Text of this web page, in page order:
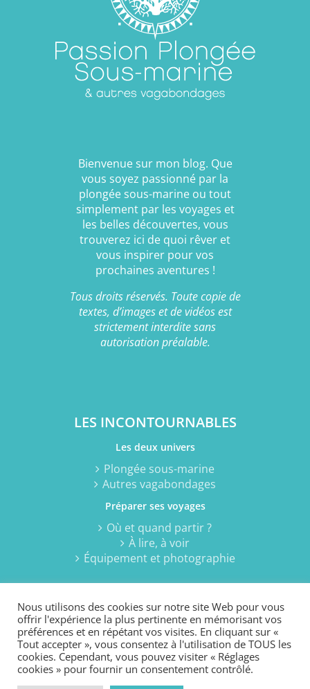
Bienvenue sur mon blog. Que
vous soyez passionné par la
plongée sous-marine ou tout
simplement par les voyages et
les belles découvertes, vous
trouverez ici de quoi rêver et
vous inspirer pour vos
prochaines aventures !
Tous droits réservés. Toute copie de
textes, d’images et de vidéos est
strictement interdite sans
autorisation préalable.
LES INCONTOURNABLES
Les deux univers
Plongée sous-marine
Autres vagabondages
Préparer ses voyages
Où et quand partir ?
À lire, à voir
Équipement et photographie
© 2021 Passion plongée sous-marine... et autres vagabondages
2006-2021 - Sandrine Leveugle-Souan -MENTIONS LEGALES
Nous utilisons des cookies sur notre site Web pour vous
offrir l'expérience la plus pertinente en mémorisant vos
préférences et en répétant vos visites. En cliquant sur «
Tout accepter », vous consentez à l'utilisation de TOUS les
cookies. Cependant, vous pouvez visiter « Réglages
cookies » pour fournir un consentement contrôlé.